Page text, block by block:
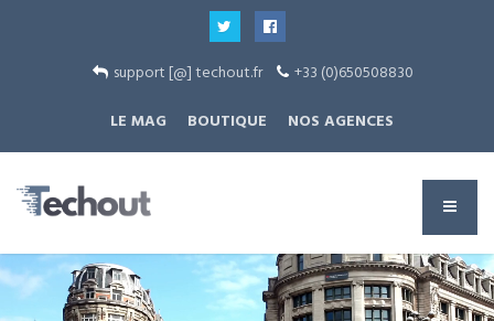
support [@] techout.fr
+33 (0)650508830
LE MAG
BOUTIQUE NOS AGENCES